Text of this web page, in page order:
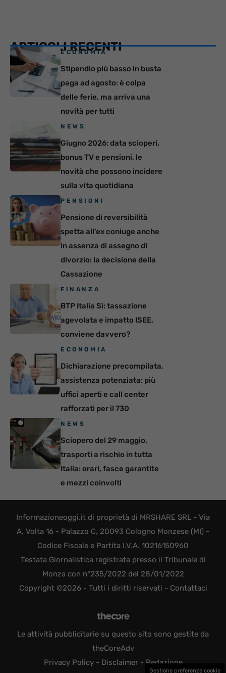
ARTICOLI RECENTI
ECONOMIA
Stipendio più basso in busta
paga ad agosto: è colpa
delle ferie, ma arriva una
novità per tutti
NEWS
Giugno 2026: data scioperi,
bonus TV e pensioni, le
novità che possono incidere
sulla vita quotidiana
PENSIONI
Pensione di reversibilità
spetta all’ex coniuge anche
in assenza di assegno di
divorzio: la decisione della
Cassazione
FINANZA
BTP Italia Sì: tassazione
agevolata e impatto ISEE,
conviene davvero?
ECONOMIA
Dichiarazione precompilata,
assistenza potenziata: più
uffici aperti e call center
rafforzati per il 730
NEWS
Sciopero del 29 maggio,
trasporti a rischio in tutta
Italia: orari, fasce garantite
e mezzi coinvolti
Informazioneoggi.it di proprietà di MRSHARE SRL - Via
A. Volta 16 - Palazzo C, 20093 Cologno Monzese (MI) -
Codice Fiscale e Partita I.V.A. 10216150960
Testata Giornalistica registrata presso il Tribunale di
Monza con n°235/2022 del 28/01/2022
Copyright ©2026 - Tutti i diritti riservati - Contattaci
Le attività pubblicitarie su questo sito sono gestite da
theCoreAdv
Privacy Policy- Disclaimer- Redazione
Gestione preferenze cookie